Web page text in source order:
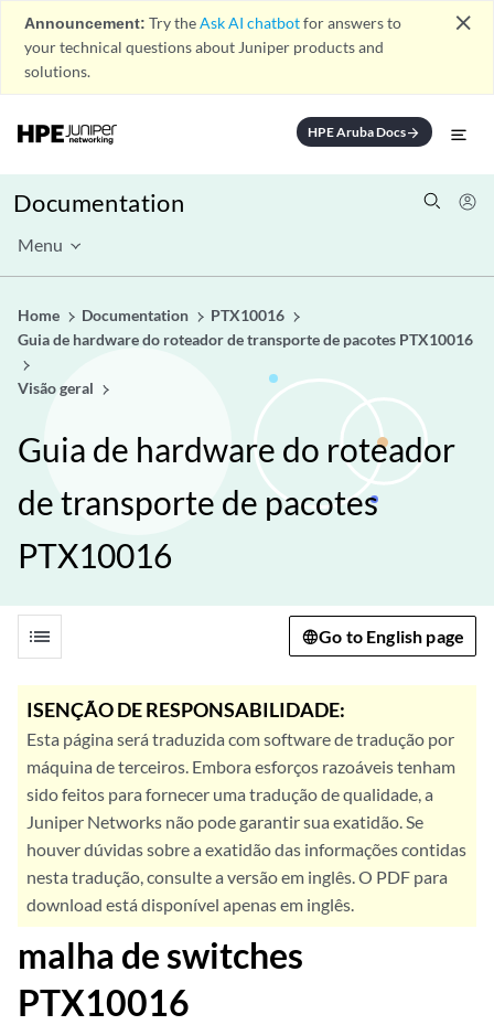
Announcement: Try theAsk AI chatbotfor answers to
your technical questions about Juniper products and
solutions.
close
HPE Aruba Docsarrow_forward
Documentation
Menu
Home Documentation
PTX10016
Guia de hardware do roteador de transporte de pacotes PTX10016
Visão geral
Guia de hardware do roteador
de transporte de pacotes
PTX10016
list Go to English page
ISENÇÃO DE RESPONSABILIDADE:
Esta página será traduzida com software de tradução por
máquina de terceiros. Embora esforços razoáveis tenham
sido feitos para fornecer uma tradução de qualidade, a
Juniper Networks não pode garantir sua exatidão. Se
houver dúvidas sobre a exatidão das informações contidas
nesta tradução, consulte a versão em inglês. O PDF para
download está disponível apenas em inglês.
malha de switches
PTX10016